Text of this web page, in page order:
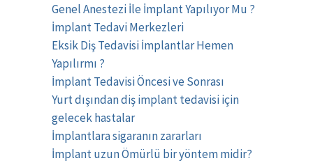
Genel Anestezi İle İmplant Yapılıyor Mu ?
İmplant Tedavi Merkezleri
Eksik Diş Tedavisi İmplantlar Hemen
Yapılırmı ?
İmplant Tedavisi Öncesi ve Sonrası
Yurt dışından diş implant tedavisi için
gelecek hastalar
İmplantlara sigaranın zararları
İmplant uzun Ömürlü bir yöntem midir?